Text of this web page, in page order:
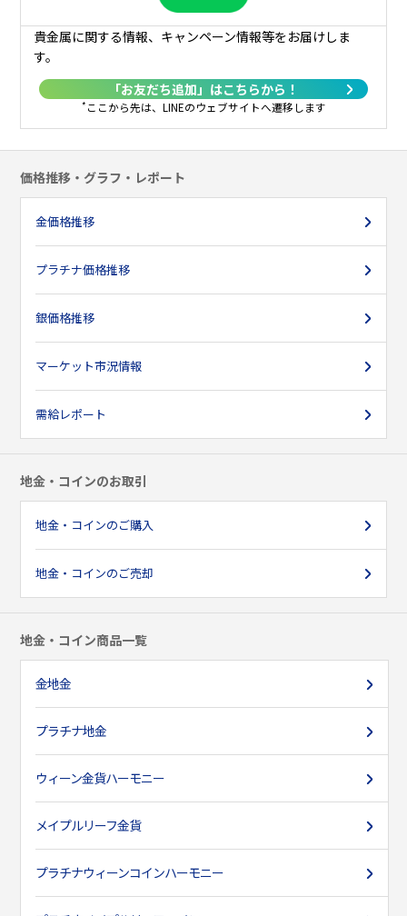
1,800 -
28日
29日 2,100 - - - 1,700 - 1,745
30日 2,100 - - 1,700 1,700 1,585 1,755
31日 2,100 - 1,800 - - - 1,755
貴金属に関する情報、キャンペーン情報等をお届けしま
す。
「お友だち追加」はこちらから！
* ここから先は、LINEのウェブサイトへ遷移します
価格推移・グラフ・レポート
金価格推移
プラチナ価格推移
銀価格推移
マーケット市況情報
需給レポート
地金・コインのお取引
地金・コインのご購入
地金・コインのご売却
地金・コイン商品一覧
金地金
プラチナ地金
ウィーン金貨ハーモニー
メイプルリーフ金貨
プラチナウィーンコインハーモニー